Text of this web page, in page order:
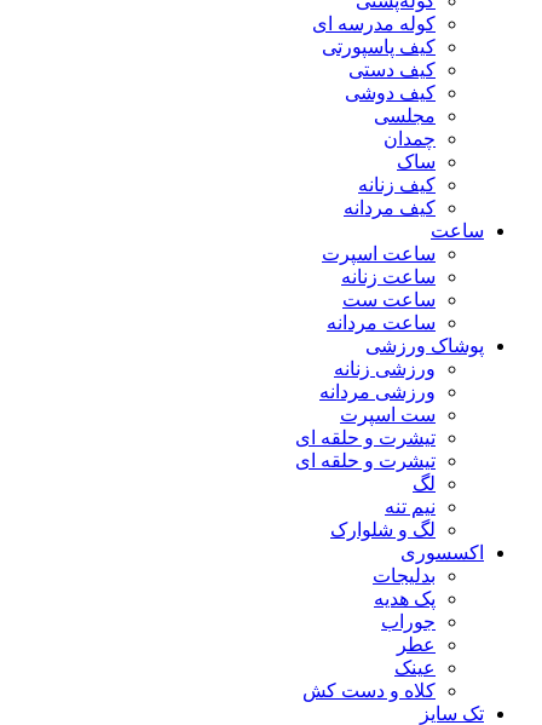
کوله مدرسه ای
کیف پاسپورتی
کیف دستی
کیف دوشی
مجلسی
چمدان
ساک
کیف زنانه
کیف مردانه
ساعت
ساعت اسپرت
ساعت زنانه
ساعت ست
ساعت مردانه
پوشاک ورزشی
ورزشی زنانه
ورزشی مردانه
ست اسپرت
تیشرت و حلقه ای
تیشرت و حلقه ای
لگ
نیم تنه
لگ و شلوارک
اکسسوری
بدلیجات
پک هدیه
جوراب
عطر
عینک
کلاه و دست کش
تک سایز